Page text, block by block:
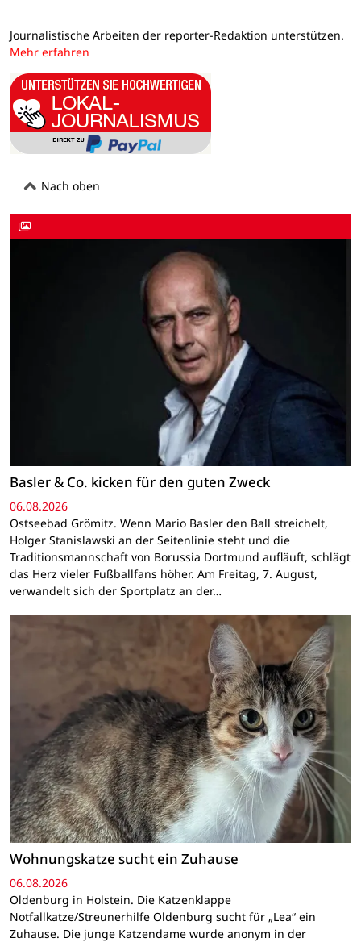
Journalistische Arbeiten der reporter-Redaktion unterstützen.
Mehr erfahren
Nach oben
Basler & Co. kicken für den guten Zweck
06.08.2026
Ostseebad Grömitz. Wenn Mario Basler den Ball streichelt,
Holger Stanislawski an der Seitenlinie steht und die
Traditionsmannschaft von Borussia Dortmund aufläuft, schlägt
das Herz vieler Fußballfans höher. Am Freitag, 7. August,
verwandelt sich der Sportplatz an der…
Wohnungskatze sucht ein Zuhause
06.08.2026
Oldenburg in Holstein. Die Katzenklappe
Notfallkatze/Streunerhilfe Oldenburg sucht für „Lea“ ein
Zuhause. Die junge Katzendame wurde anonym in der